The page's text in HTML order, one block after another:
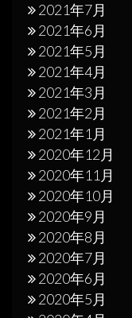
2021年7月
2021年6月
2021年5月
2021年4月
2021年3月
2021年2月
2021年1月
2020年12月
2020年11月
2020年10月
2020年9月
2020年8月
2020年7月
2020年6月
2020年5月